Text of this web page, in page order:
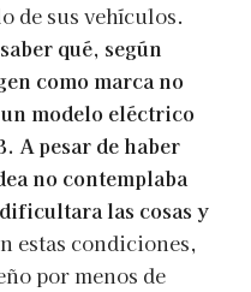
de sus vehículos.
qué, según
como marca no
modelo eléctrico
A pesar de haber
no contemplaba
las cosas y
estas condiciones,
por menos de